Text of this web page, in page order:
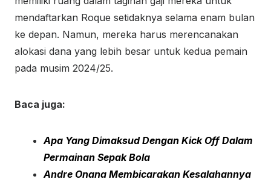
mendaftarkan Roque setidaknya selama enam bulan
ke depan. Namun, mereka harus merencanakan
alokasi dana yang lebih besar untuk kedua pemain
pada musim 2024/25.
Baca juga:
Apa Yang Dimaksud Dengan Kick Off Dalam
Permainan Sepak Bola
Andre Onana Membicarakan Kesalahannya